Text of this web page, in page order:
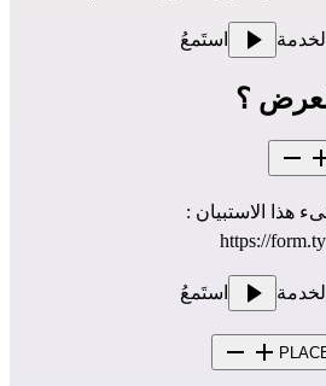
استَمعُ
؟
هذا الاستبيان :
https://
استَمعُ